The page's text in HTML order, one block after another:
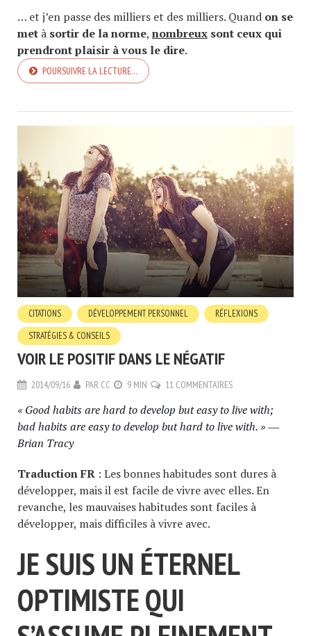
… et j’en passe des milliers et des milliers. Quand on se
met à sortir de la norme, nombreux sont ceux qui
prendront plaisir à vous le dire.
POURSUIVRE LA LECTURE…
CITATIONS DÉVELOPPEMENT PERSONNEL
RÉFLEXIONS
STRATÉGIES & CONSEILS
VOIR LE POSITIF DANS LE NÉGATIF
2014/09/16 PAR CC 9 MIN 11 COMMENTAIRES
« Good habits are hard to develop but easy to live with;
bad habits are easy to develop but hard to live with. » ―
Brian Tracy
Traduction FR : Les bonnes habitudes sont dures à
développer, mais il est facile de vivre avec elles. En
revanche, les mauvaises habitudes sont faciles à
développer, mais difficiles à vivre avec.
JE SUIS UN ÉTERNEL
OPTIMISTE QUI